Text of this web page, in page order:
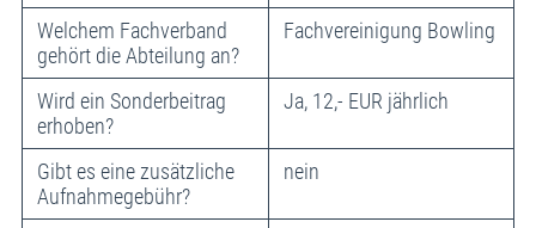
Welchem Fachverband
gehört die Abteilung an?
Fachvereinigung Bowling
Wird ein Sonderbeitrag
erhoben?
Ja, 12,- EUR jährlich
Gibt es eine zusätzliche
Aufnahmegebühr?
nein